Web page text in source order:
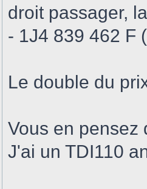
droit passager,
- 1J4 839 462 F
Le double du
Vous en pensez
J'ai un TDI110